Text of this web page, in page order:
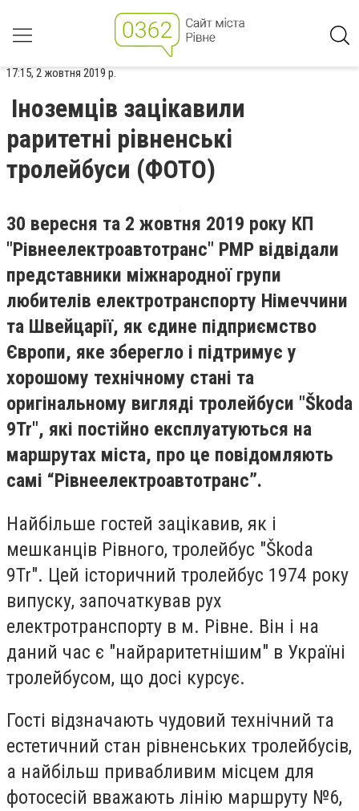
17:15, 2 жовтня 2019 р.
Іноземців зацікавили
раритетні рівненські
тролейбуси (ФОТО)
30 вересня та 2 жовтня 2019 року КП
"Рівнеелектроавтотранс" РМР відвідали
представники міжнародної групи
любителів електротранспорту Німеччини
та Швейцарії, як єдине підприємство
Європи, яке зберегло і підтримує у
хорошому технічному стані та
оригінальному вигляді тролейбуси "Škoda
9Tr", які постійно експлуатуються на
маршрутах міста, про це повідомляють
самі “Рівнеелектроавтотранс”.
Найбільше гостей зацікавив, як і
мешканців Рівного, тролейбус "Škoda
9Tr". Цей історичний тролейбус 1974 року
випуску, започаткував рух
електротранспорту в м. Рівне. Він і на
даний час є "найраритетнішим" в Україні
тролейбусом, що досі курсує.
Гості відзначають чудовий технічний та
естетичний стан рівненських тролейбусів,
а найбільш привабливим місцем для
фотосесій вважають лінію маршруту №6,